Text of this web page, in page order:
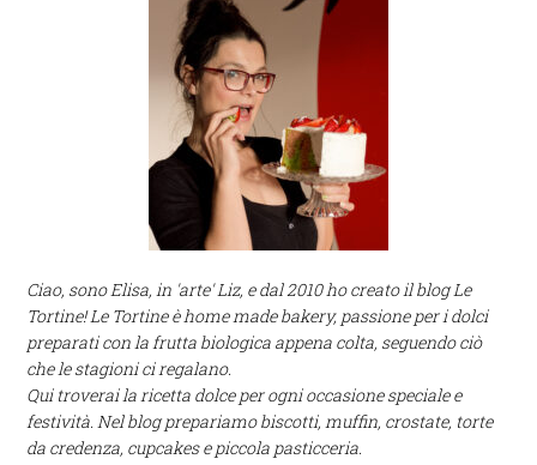
Ciao, sono Elisa, in 'arte' Liz, e dal 2010 ho creato il blog Le
Tortine! Le Tortine è home made bakery, passione per i dolci
preparati con la frutta biologica appena colta, seguendo ciò
che le stagioni ci regalano.
Qui troverai la ricetta dolce per ogni occasione speciale e
festività. Nel blog prepariamo biscotti, muffin, crostate, torte
da credenza, cupcakes e piccola pasticceria.